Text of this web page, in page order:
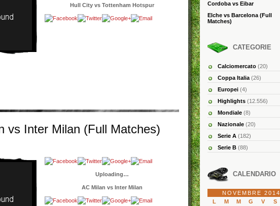
Hull City vs Tottenham Hotspur
vs Inter Milan (Full Matches)
Uploading…
AC Milan vs Inter Milan
Cordoba vs Eibar
Elche vs Barcelona (Full
Matches)
CATEGORIE
Calciomercato (20)
Coppa Italia (26)
Europei (4)
Highlights (12.556)
Mondiale (8)
Nazionale (20)
Serie A (182)
Serie B (88)
CALENDARIO
NOVEMBRE 2014
L
M M G V S